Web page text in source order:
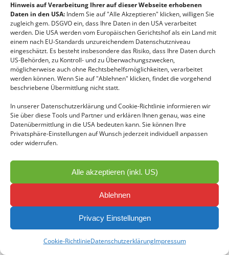
Hinweis auf Verarbeitung Ihrer auf dieser Webseite erhobenen
Daten in den USA: Indem Sie auf "Alle Akzeptieren" klicken, willigen Sie
zugleich gem. DSGVO ein, dass Ihre Daten in den USA verarbeitet
werden. Die USA werden vom Europäischen Gerichtshof als ein Land mit
einem nach EU-Standards unzureichendem Datenschutzniveau
eingeschätzt. Es besteht insbesondere das Risiko, dass Ihre Daten durch
US-Behörden, zu Kontroll- und zu Überwachungszwecken,
möglicherweise auch ohne Rechtsbehelfsmöglichkeiten, verarbeitet
werden können. Wenn Sie auf "Ablehnen" klicken, findet die vorgehend
beschriebene Übermittlung nicht statt.
In unserer Datenschutzerklärung und Cookie-Richtlinie informieren wir
Sie über diese Tools und Partner und erklären Ihnen genau, was eine
Datenübermittlung in die USA bedeuten kann. Sie können Ihre
Privatsphäre-Einstellungen auf Wunsch jederzeit individuell anpassen
oder widerrufen.
Alle akzeptieren (inkl. US)
Ablehnen
Privacy Einstellungen
Cookie-RichtlinieDatenschutzerklärungImpressum
Datenschutzerklärung|Cookie-Richtlinie | Webdesignlinomedia